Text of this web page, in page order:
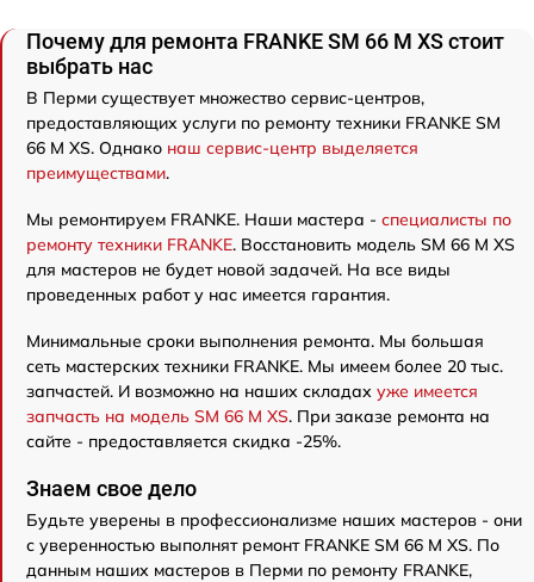
Почему для ремонта FRANKE SM 66 M XS стоит
выбрать нас
В Перми существует множество сервис-центров,
предоставляющих услуги по ремонту техники FRANKE SM
66 M XS. Однако наш сервис-центр выделяется
преимуществами.
Мы ремонтируем FRANKE. Наши мастера - специалисты по
ремонту техники FRANKE. Восстановить модель SM 66 M XS
для мастеров не будет новой задачей. На все виды
проведенных работ у нас имеется гарантия.
Минимальные сроки выполнения ремонта. Мы большая
сеть мастерских техники FRANKE. Мы имеем более 20 тыс.
запчастей. И возможно на наших складах уже имеется
запчасть на модель SM 66 M XS. При заказе ремонта на
сайте - предоставляется скидка -25%.
Знаем свое дело
Будьте уверены в профессионализме наших мастеров - они
с уверенностью выполнят ремонт FRANKE SM 66 M XS. По
данным наших мастеров в Перми по ремонту FRANKE,